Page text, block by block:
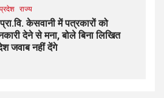
राज्य
केसवानी में पत्रकारों को
देने से मना, बोले बिना लिखित
जवाब नहीं देंगे